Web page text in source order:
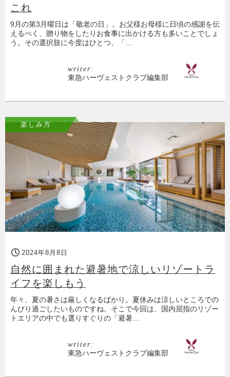
これ
9月の第3月曜日は「敬老の日」。お父様お母様に日頃の感謝を伝
えるべく、贈り物をしたりお食事に出かける方も多いことでしょ
う。その選択肢に今度はひとつ、「…
writer:
東急ハーヴェストクラブ編集部
楽しみ方
2024年8月8日
自然に囲まれた避暑地で涼しいリゾートラ
イフを楽しもう
年々、夏の暑さは厳しくなるばかり。夏休みは涼しいところでの
んびり過ごしたいものですね。そこで今回は、国内屈指のリゾー
トエリアの中でも選りすぐりの「避暑…
writer:
東急ハーヴェストクラブ編集部